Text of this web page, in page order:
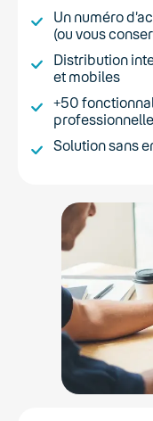
Un numéro
(ou vous
Distribution
et mobiles
+50
Solution sans